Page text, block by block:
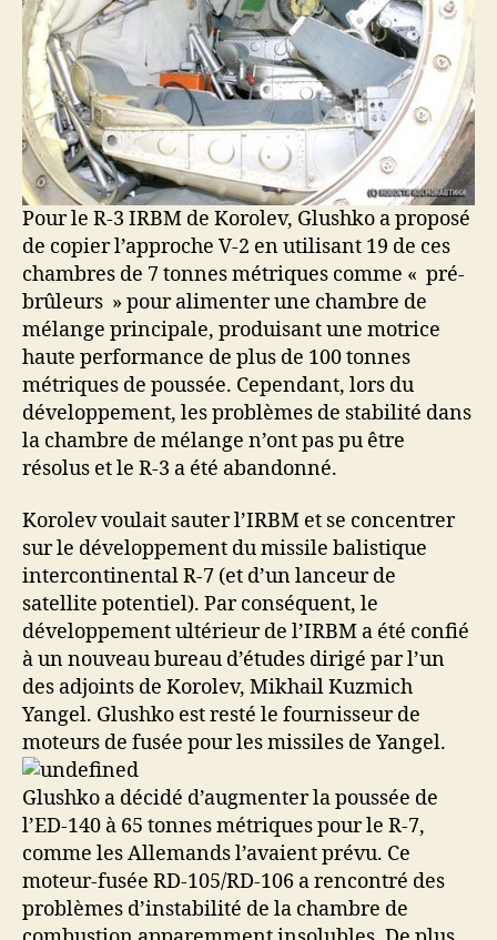
Pour le R-3 IRBM de Korolev, Glushko a proposé
de copier l’approche V-2 en utilisant 19 de ces
chambres de 7 tonnes métriques comme « pré-
brûleurs » pour alimenter une chambre de
mélange principale, produisant une motrice
haute performance de plus de 100 tonnes
métriques de poussée. Cependant, lors du
développement, les problèmes de stabilité dans
la chambre de mélange n’ont pas pu être
résolus et le R-3 a été abandonné.
Korolev voulait sauter l’IRBM et se concentrer
sur le développement du missile balistique
intercontinental R-7 (et d’un lanceur de
satellite potentiel). Par conséquent, le
développement ultérieur de l’IRBM a été confié
à un nouveau bureau d’études dirigé par l’un
des adjoints de Korolev, Mikhail Kuzmich
Yangel. Glushko est resté le fournisseur de
moteurs de fusée pour les missiles de Yangel.
Glushko a décidé d’augmenter la poussée de
l’ED-140 à 65 tonnes métriques pour le R-7,
comme les Allemands l’avaient prévu. Ce
moteur-fusée RD-105/RD-106 a rencontré des
problèmes d’instabilité de la chambre de